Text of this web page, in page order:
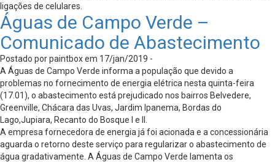
ligações de celulares.
Águas de Campo Verde –
Comunicado de Abastecimento
Postado por paintbox em 17/jan/2019 -
A Águas de Campo Verde informa a população que devido a
problemas no fornecimento de energia elétrica nesta quinta-feira
(17.01), o abastecimento está prejudicado nos bairros Belvedere,
Greenville, Chácara das Uvas, Jardim Ipanema, Bordas do
Lago,Jupiara, Recanto do Bosque I e II.
A empresa fornecedora de energia já foi acionada e a concessionária
aguarda o retorno deste serviço para regularizar o abastecimento de
água gradativamente. A Águas de Campo Verde lamenta os